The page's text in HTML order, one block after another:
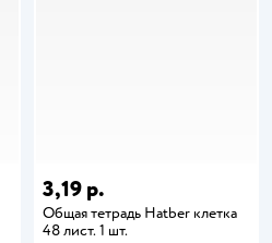
3,19 р.
Общая тетрадь Hatber клетка
48 лист. 1 шт.